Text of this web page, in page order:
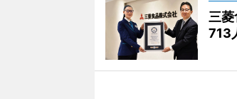
三
713